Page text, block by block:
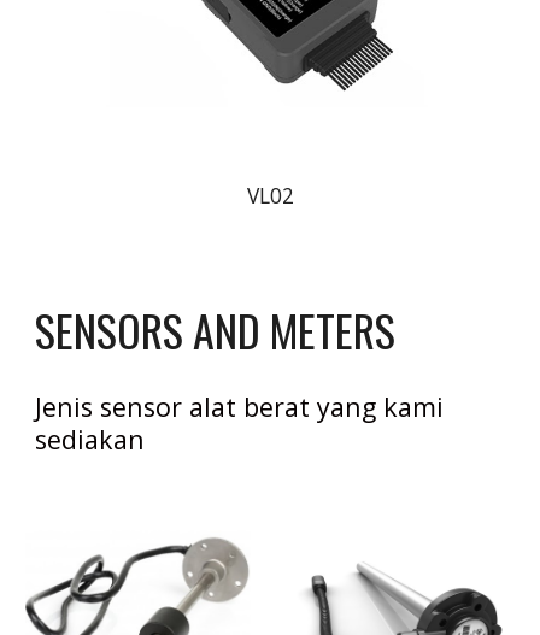
VL02
SENSORS AND METERS
Jenis sensor alat berat yang kami
sediakan